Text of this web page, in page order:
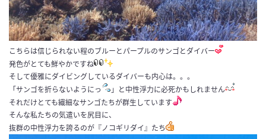
こちらは信じられない程のブルーとパープルのサンゴとダイバー
発色がとても鮮やかですね
そして優雅にダイビングしているダイバーも内心は。。。
「サンゴを折らないようにっ
」と中性浮力に必死かもしれません
それだけとても繊細なサンゴたちが群生しています
そんな私たちの気遣いを尻目に、
抜群の中性浮力を誇るのが『ノコギリダイ』たち